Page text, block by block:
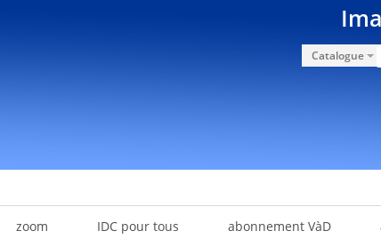
Catalogue
zoom IDC pour tous abonnement VàD